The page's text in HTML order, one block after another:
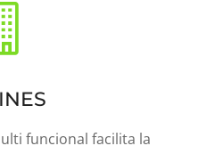
funcional facilita la